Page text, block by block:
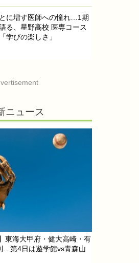
に増す医師への憧れ…1期
る、星野高校 医専コース
学びの楽しさ」
ニュース
東海大甲府・健大高崎・有
…第4日は遊学館vs青森山